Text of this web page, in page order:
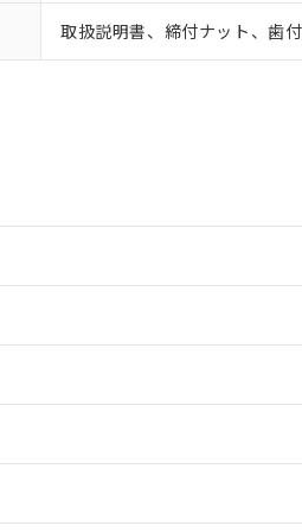
取扱説明書、締付ナット、歯